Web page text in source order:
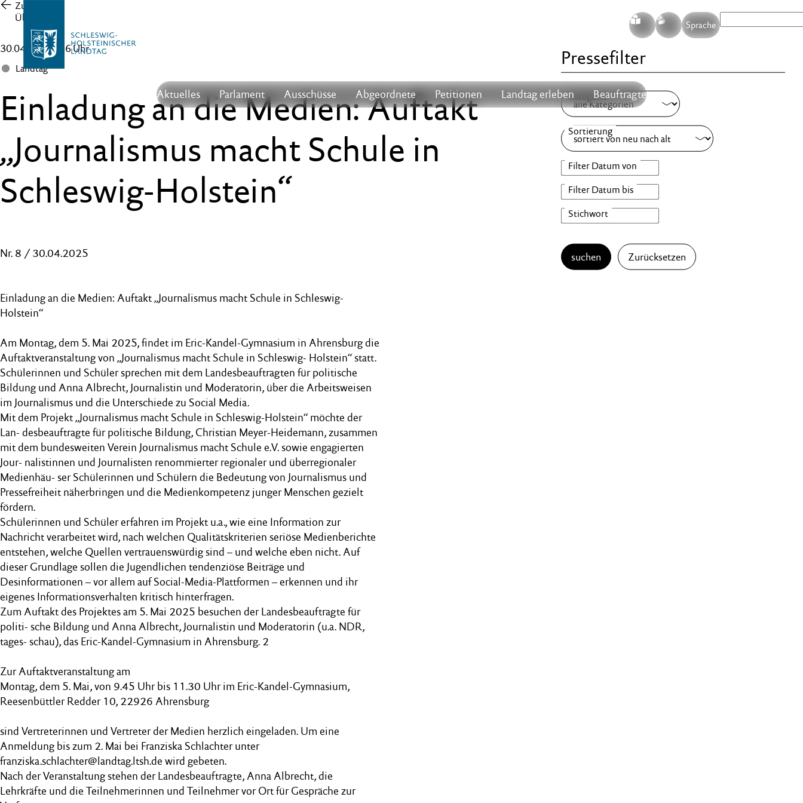
S G Sprache
Aktuelles Parlament Ausschüsse Abgeordnete Petitionen Landtag erleben Beauftragte
Zur
Übersicht
30.04.25 , 09:36 Uhr
Landtag
Einladung an die Medien: Auftakt
„Journalismus macht Schule in
Schleswig-Holstein“
Nr. 8 / 30.04.2025
Einladung an die Medien: Auftakt „Journalismus macht Schule in Schleswig-
Holstein“
Am Montag, dem 5. Mai 2025, findet im Eric-Kandel-Gymnasium in Ahrensburg die
Auftaktveranstaltung von „Journalismus macht Schule in Schleswig- Holstein“ statt.
Schülerinnen und Schüler sprechen mit dem Landesbeauftragten für politische
Bildung und Anna Albrecht, Journalistin und Moderatorin, über die Arbeitsweisen
im Journalismus und die Unterschiede zu Social Media.
Mit dem Projekt „Journalismus macht Schule in Schleswig-Holstein“ möchte der
Lan- desbeauftragte für politische Bildung, Christian Meyer-Heidemann, zusammen
mit dem bundesweiten Verein Journalismus macht Schule e.V. sowie engagierten
Jour- nalistinnen und Journalisten renommierter regionaler und überregionaler
Medienhäu- ser Schülerinnen und Schülern die Bedeutung von Journalismus und
Pressefreiheit näherbringen und die Medienkompetenz junger Menschen gezielt
fördern.
Schülerinnen und Schüler erfahren im Projekt u.a., wie eine Information zur
Nachricht verarbeitet wird, nach welchen Qualitätskriterien seriöse Medienberichte
entstehen, welche Quellen vertrauenswürdig sind – und welche eben nicht. Auf
dieser Grundlage sollen die Jugendlichen tendenziöse Beiträge und
Desinformationen – vor allem auf Social-Media-Plattformen – erkennen und ihr
eigenes Informationsverhalten kritisch hinterfragen.
Zum Auftakt des Projektes am 5. Mai 2025 besuchen der Landesbeauftragte für
politi- sche Bildung und Anna Albrecht, Journalistin und Moderatorin (u.a. NDR,
tages- schau), das Eric-Kandel-Gymnasium in Ahrensburg. 2
Zur Auftaktveranstaltung am
Montag, dem 5. Mai, von 9.45 Uhr bis 11.30 Uhr im Eric-Kandel-Gymnasium,
Reesenbüttler Redder 10, 22926 Ahrensburg
sind Vertreterinnen und Vertreter der Medien herzlich eingeladen. Um eine
Anmeldung bis zum 2. Mai bei Franziska Schlachter unter
franziska.schlachter@landtag.ltsh.de wird gebeten.
Nach der Veranstaltung stehen der Landesbeauftragte, Anna Albrecht, die
Lehrkräfte und die Teilnehmerinnen und Teilnehmer vor Ort für Gespräche zur
Pressefilter
suchen Zurücksetzen